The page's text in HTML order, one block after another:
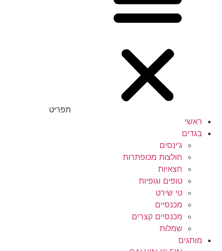
תפריט
ראשי
בגדים
ג’ינסים
חולצות מכופתרות
חצאיות
טופים וגופיות
טי שירט
מכנסיים
מכנסיים קצרים
שמלות
מותגים